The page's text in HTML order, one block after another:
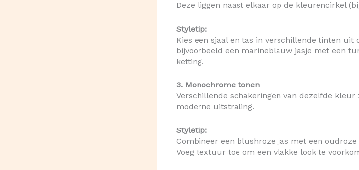
Deze liggen naast elkaar op de kleurencirkel
Styletip:
Kies een sjaal en tas in verschillende tinten
bijvoorbeeld een marineblauw jasje met een
ketting.
3. Monochrome tonen
Verschillende schakeringen van dezelfde kleur
moderne uitstraling.
Styletip:
Combineer een blushroze jas met een
Voeg textuur toe om een vlakke look te